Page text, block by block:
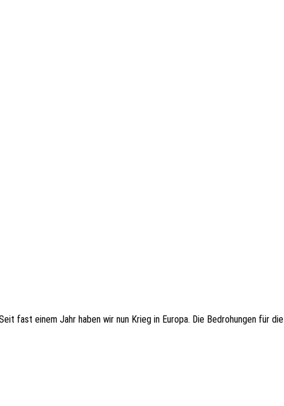
fast einem Jahr haben wir nun Krieg in Europa. Die Bedrohungen für die